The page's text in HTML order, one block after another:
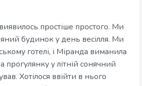
простіше простого. Ми
будинок у день весілля. Ми
готелі, і Міранда виманила
прогулянку у літній сонячний
Хотілося ввійти в нього